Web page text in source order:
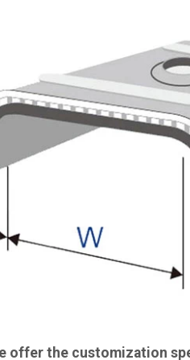
offer the customization